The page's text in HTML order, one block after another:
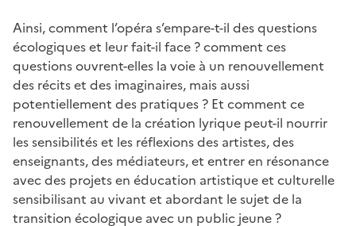
Ainsi, comment l’opéra s’empare-t-il des questions
écologiques et leur fait-il face ? comment ces
questions ouvrent-elles la voie à un renouvellement
des récits et des imaginaires, mais aussi
potentiellement des pratiques ? Et comment ce
renouvellement de la création lyrique peut-il nourrir
les sensibilités et les réflexions des artistes, des
enseignants, des médiateurs, et entrer en résonance
avec des projets en éducation artistique et culturelle
sensibilisant au vivant et abordant le sujet de la
transition écologique avec un public jeune ?